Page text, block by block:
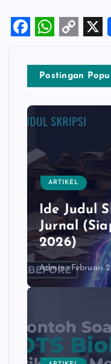
h
a
t
s
A
p
p
o
p
y
L
n
k
Postingan
ARTIKEL
Ide Judul
Jurnal
2026)
Admin Februari